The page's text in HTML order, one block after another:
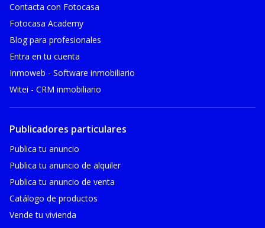
Contacta con Fotocasa
Fotocasa Academy
Blog para profesionales
Entra en tu cuenta
Inmoweb - Software inmobiliario
Witei - CRM inmobiliario
Publicadores particulares
Publica tu anuncio
Publica tu anuncio de alquiler
Publica tu anuncio de venta
Catálogo de productos
Vende tu vivienda